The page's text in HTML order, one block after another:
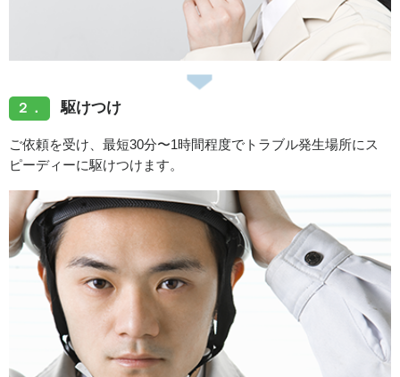
個人情報の取扱いに関しては、下記の窓口まで電話また
は E メールにてお問い合わせください。
株式会社N-Vision 総務部
広島県広島市中区鶴見町8-57
電話番号：082-275-5227
Eメールアドレス： info@h-nvision.co.jp
8.プライバシーポリシーの変更手続
当社は、当社の裁量に基づいて、本プライバシーポリシ
ーを変更します。
但し、個人情報保護法その他の法令により、改定に必要
な手続が定められている場合には、当該法令に基づき改
定を行うものとします。
なお、本プライバシーポリシーを変更する場合には、変
更後の本ポリシーの施行時期及び内容を適切な方法によ
２． 駆けつけ
ご依頼を受け、最短30分〜1時間程度でトラブル発生場所にス
ピーディーに駆けつけます。